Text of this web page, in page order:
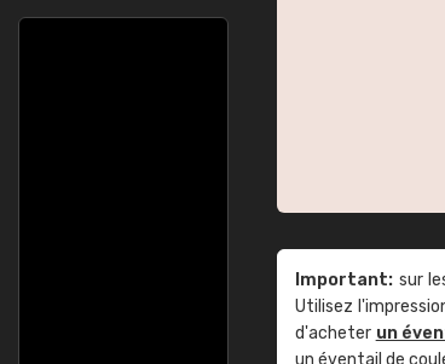
Important: sur
Utilisez
d'acheter un
un éventail de